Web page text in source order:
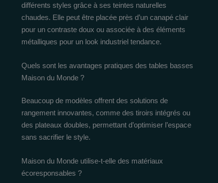
différents styles grâce à ses teintes naturelles
chaudes. Elle peut être placée près d’un canapé clair
pour un contraste doux ou associée à des éléments
métalliques pour un look industriel tendance.
Quels sont les avantages pratiques des tables basses
Maison du Monde ?
Beaucoup de modèles offrent des solutions de
rangement innovantes, comme des tiroirs intégrés ou
des plateaux doubles, permettant d’optimiser l’espace
sans sacrifier le style.
Maison du Monde utilise-t-elle des matériaux
écoresponsables ?